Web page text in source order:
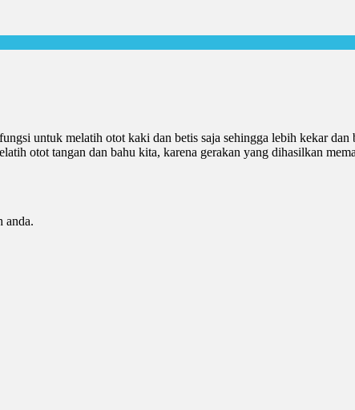
untuk melatih otot kaki dan betis saja sehingga lebih kekar dan
otot tangan dan bahu kita, karena gerakan yang dihasilkan
anda.